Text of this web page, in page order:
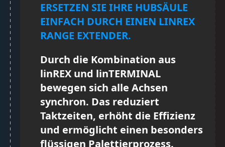
ERSETZEN SIE IHRE HUBSÄULE
EINFACH DURCH EINEN LINREX
RANGE EXTENDER.
Durch die Kombination aus
linREX und linTERMINAL
bewegen sich alle Achsen
synchron. Das reduziert
Taktzeiten, erhöht die Effizienz
und ermöglicht einen besonders
flüssigen Palettierprozess.